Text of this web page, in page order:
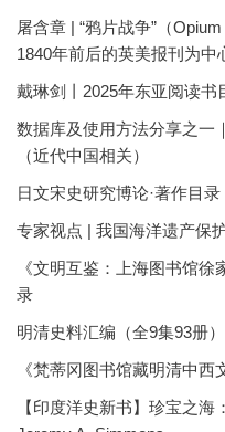
屠含章 | “鸦片战争”（
1840年前后的英美报刊为中
戴琳剑丨2025年东亚阅读
数据库及使用方法分享之一
（近代中国相关）
日文宋史研究博论·著作目录
专家视点 | 我国海洋遗产保
《文明互鉴：上海图书馆
录
明清史料汇编（全9集93册）
《梵蒂冈图书馆藏明清中
【印度洋史新书】珍宝之